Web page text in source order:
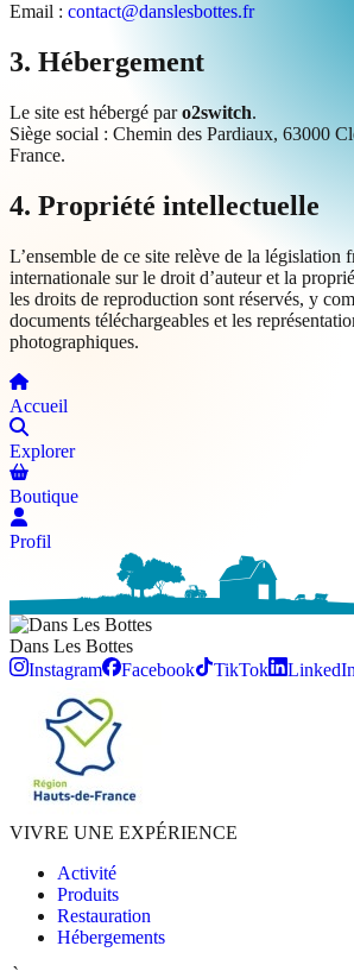
Email : contact@danslesbottes.fr
3. Hébergement
Le site est hébergé paro2switch.
Siège social : Chemin des Pardiaux, 63000
France.
4. Propriété intellectuelle
L’ensemble de ce site relève de la législation
internationale sur le droit d’auteur et la
les droits de reproduction sont réservés, y
documents téléchargeables et les
photographiques.
Accueil
Explorer
Boutique
Profil
Dans Les Bottes
Instagram
Facebook TikTok LinkedIn
VIVRE UNE EXPÉRIENCE
Activité
Produits
Restauration
Hébergements